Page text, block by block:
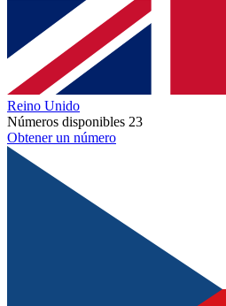
Reino Unido
Números disponibles 23
Obtener un número